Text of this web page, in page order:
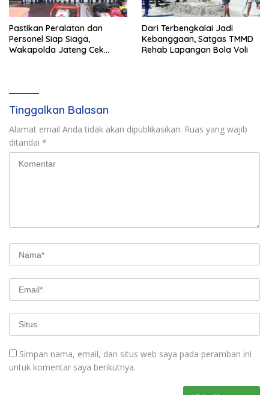
Pastikan Peralatan dan
Personel Siap Siaga,
Wakapolda Jateng Cek
Dari Terbengkalai Jadi
Kebanggaan, Satgas TMMD
Rehab Lapangan Bola Voli
Tinggalkan Balasan
Alamat email Anda tidak akan dipublikasikan. Ruas yang wajib
ditandai *
Simpan nama, email, dan situs web saya pada peramban ini
untuk komentar saya berikutnya.